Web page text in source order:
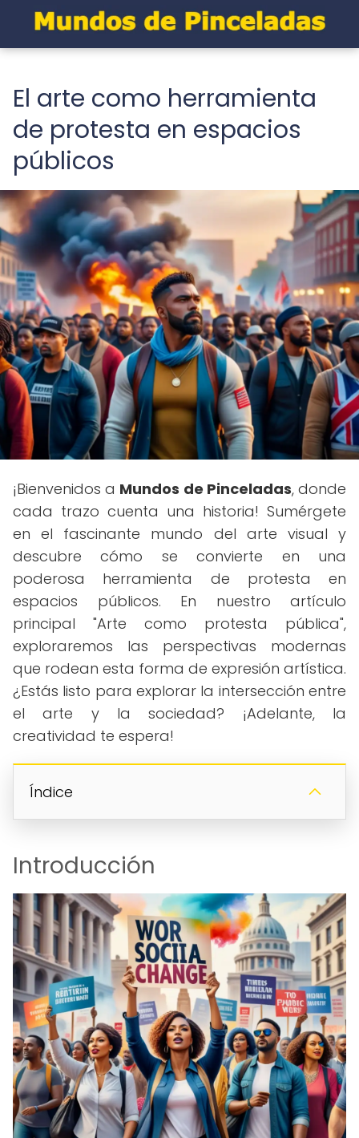
El arte como herramienta
de protesta en espacios
públicos
¡Bienvenidos a Mundos de Pinceladas, donde
cada trazo cuenta una historia! Sumérgete
en el fascinante mundo del arte visual y
descubre cómo se convierte en una
poderosa herramienta de protesta en
espacios públicos. En nuestro artículo
principal "Arte como protesta pública",
exploraremos las perspectivas modernas
que rodean esta forma de expresión artística.
¿Estás listo para explorar la intersección entre
el arte y la sociedad? ¡Adelante, la
creatividad te espera!
Índice
Introducción